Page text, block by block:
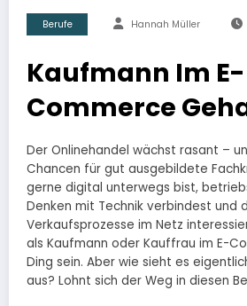
Berufe Hannah Müller
Kaufmann Im E-
Commerce
Der Onlinehandel wächst rasant –
Chancen für gut ausgebildete
gerne digital unterwegs bist,
Denken mit Technik verbindest und
Verkaufsprozesse im Netz
als Kaufmann oder Kauffrau im E-
Ding sein. Aber wie sieht es
aus? Lohnt sich der Weg in diesen